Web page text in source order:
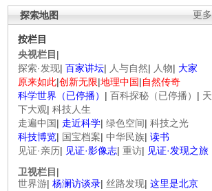
更多
探索地图
按栏目
央视栏目 |
探索·发现| 百家讲坛| 人与自然| 人物| 大家
原来如此|创新无限|地理中国|自然传奇
科学世界（已停播） | 百科探秘（已停播） | 天
下大观| 科技人生
走遍中国| 走近科学| 绿色空间| 科技之光
科技博览| 国宝档案| 中华民族| 读书
见证·亲历| 见证·影像志| 重访| 见证·发现之旅
卫视栏目 |
世界游| 杨澜访谈录| 丝路发现| 这里是北京